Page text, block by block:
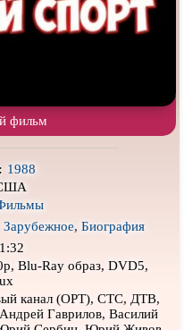
Про инопланетян
Про космос
Про оборотней
Про самолёты
Про снайперов
Про танки
Про тюрьму
фильм
1988
Зарубежное, Биография
Blu-Ray образ, DVD5,
канал (ОРТ), СТС, ДТВ,
Гаврилов, Василий